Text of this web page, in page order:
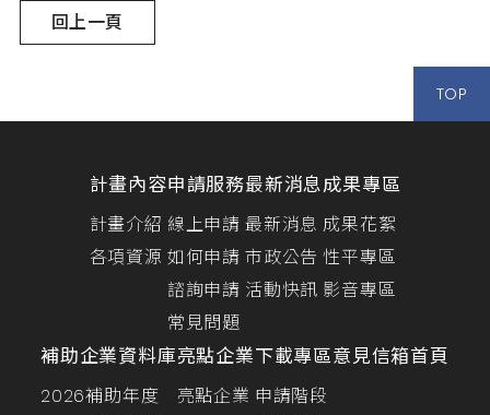
回上一頁
TOP
計畫內容
計畫介紹
各項資源
申請服務
線上申請
如何申請
諮詢申請
常見問題
最新消息
最新消息
市政公告
活動快訊
成果專區
成果花絮
性平專區
影音專區
補助企業資料庫
2026補助年度
亮點企業
亮點企業
下載專區
申請階段
意見信箱首頁